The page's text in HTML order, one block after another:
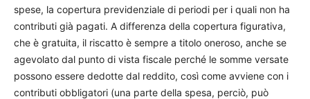
spese, la copertura previdenziale di periodi per i quali non ha
contributi già pagati. A differenza della copertura figurativa,
che è gratuita, il riscatto è sempre a titolo oneroso, anche se
agevolato dal punto di vista fiscale perché le somme versate
possono essere dedotte dal reddito, così come avviene con i
contributi obbligatori (una parte della spesa, perciò, può